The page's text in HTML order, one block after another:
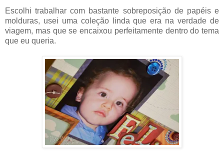
Escolhi trabalhar com bastante sobreposição de papéis e
molduras, usei uma coleção linda que era na verdade de
viagem, mas que se encaixou perfeitamente dentro do tema
que eu queria.